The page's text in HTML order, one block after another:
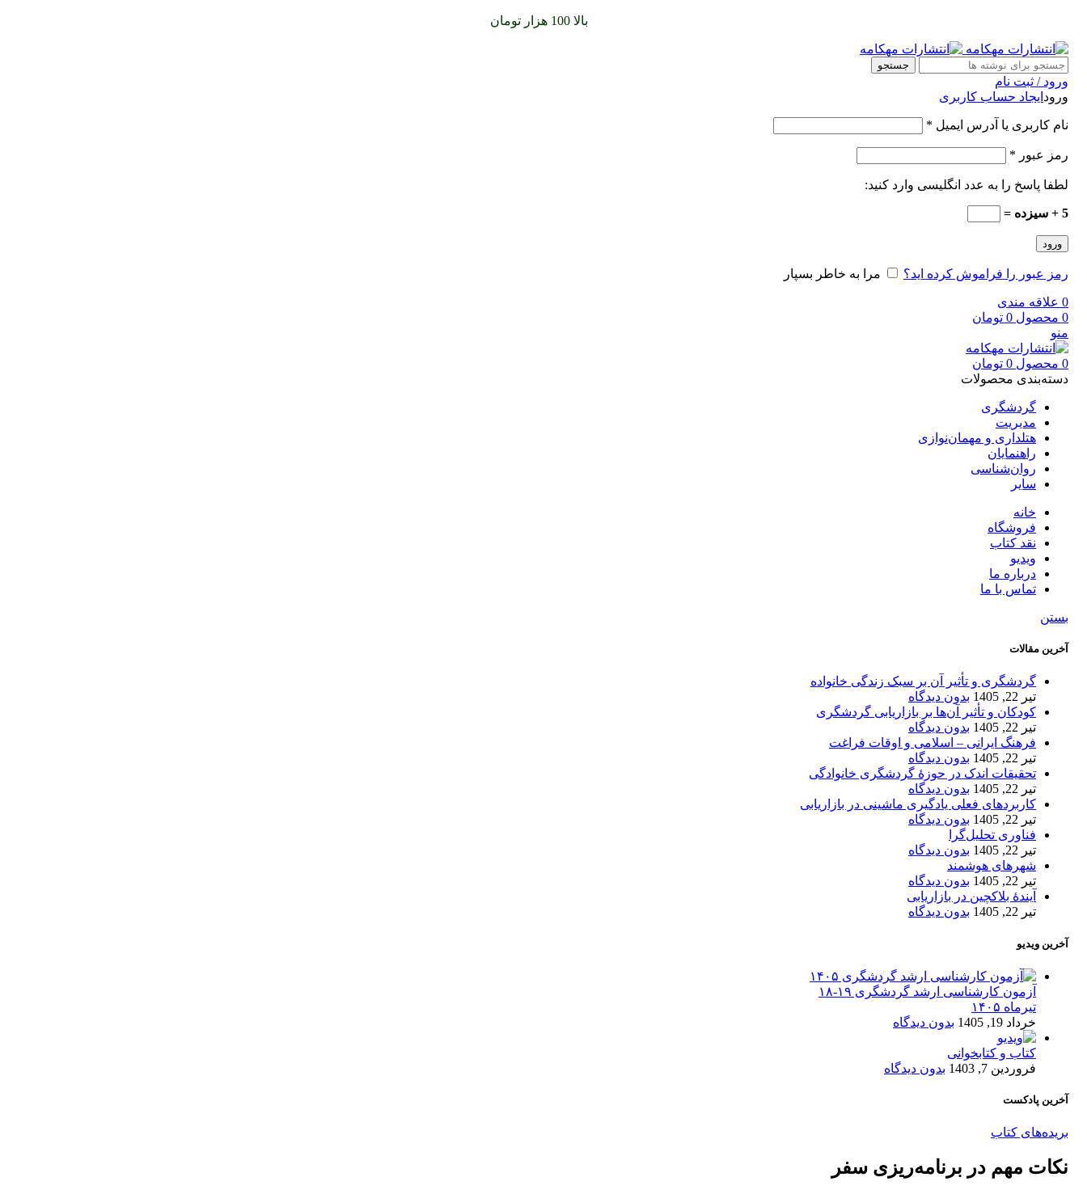
بالا 100 هزار تومان
جستجو
ورود / ثبت نام
ورود ایجاد حساب کاربری
نام کاربری یا آدرس ایمیل *
رمز عبور *
لطفا پاسخ را به عدد انگلیسی وارد کنید:
5 + سیزده =
ورود
رمز عبور را فراموش کرده اید؟ مرا به خاطر بسپار
0 علاقه مندی
0 محصول 0 تومان
منو
0 محصول 0 تومان
دسته‌بندی محصولات
گردشگری
مدیریت
هتلداری و مهمان‌نوازی
راهنمایان
روان‌شناسی
سایر
خانه
فروشگاه
نقد کتاب
ویدیو
درباره‌ ما
تماس با ما
بریده‌های کتاب
نکات مهم در برنامه‌‌ریزی سفر
بستن
آخرین مقالات
گردشگری و تأثیر آن بر سبک زندگی خانواده
تیر 22, 1405
بدون دیدگاه
کودکان و تأثیر آن‌ها بر بازاریابی گردشگری
تیر 22, 1405
بدون دیدگاه
فرهنگ ایرانی – اسلامی و اوقات فراغت
تیر 22, 1405
بدون دیدگاه
تحقیقات اندک در حوزۀ گردشگری خانوادگی
تیر 22, 1405
بدون دیدگاه
کاربردهای فعلی یادگیری ماشینی در بازاریابی
تیر 22, 1405
بدون دیدگاه
فناوری تحلیل‌گرا
تیر 22, 1405
بدون دیدگاه
شهرهای هوشمند
تیر 22, 1405
بدون دیدگاه
آیندۀ بلاکچین در بازاریابی
تیر 22, 1405
بدون دیدگاه
آخرین ویدیو
آزمون کارشناسی ارشد گردشگری ۱۹-۱۸
تیرماه ۱۴۰۵
خرداد 19, 1405
بدون دیدگاه
کتاب و کتابخوانی
فروردین 7, 1403
بدون دیدگاه
آخرین پادکست